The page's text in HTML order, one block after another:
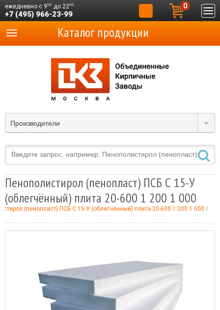
ежедневно с 900 до 2200
+7 (495) 966-23-99
0
Производители
Каталог продукции
Пенополистирол (пенопласт) ПСБ С 15-У
(облегчённый) плита 20-600 1 200 1 000
(пенопласт) ПСБ С 15-У (облегчённый) плита 20-600 1 200 1 000